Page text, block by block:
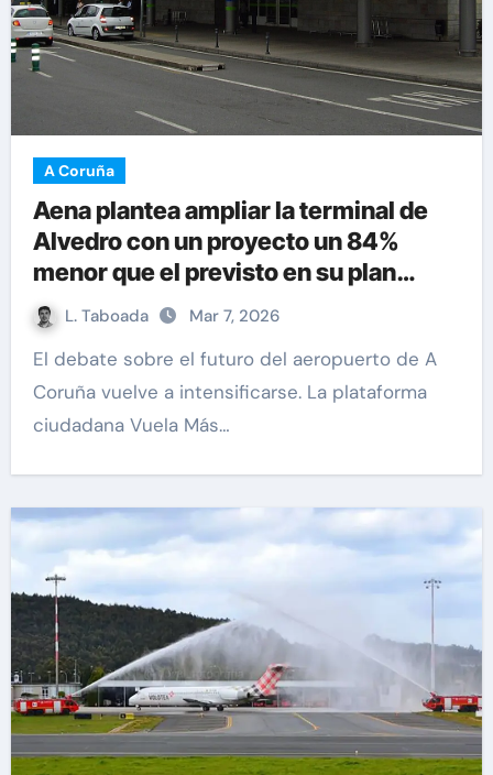
A Coruña
Aena plantea ampliar la terminal de
Alvedro con un proyecto un 84%
menor que el previsto en su plan
director
L. Taboada Mar 7, 2026
El debate sobre el futuro del aeropuerto de A
Coruña vuelve a intensificarse. La plataforma
ciudadana Vuela Más…